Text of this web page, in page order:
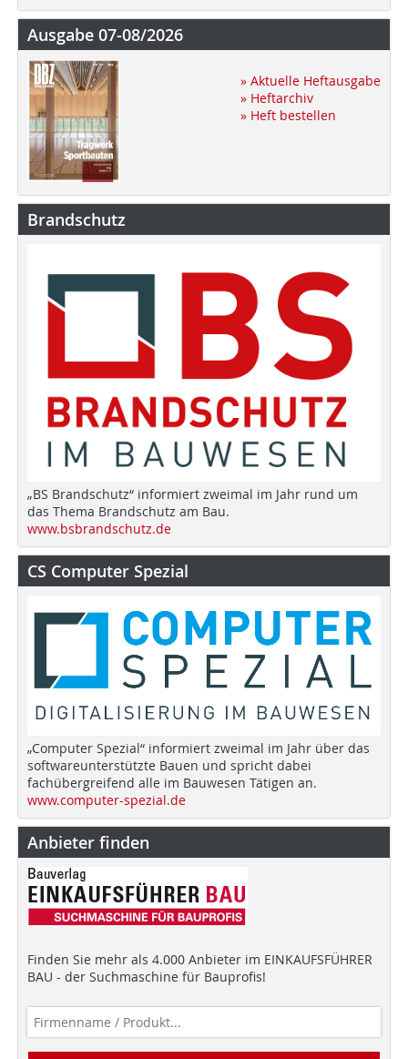
Ausgabe 07-08/2026
» Aktuelle Heftausgabe
» Heftarchiv
» Heft bestellen
Brandschutz
„BS Brandschutz“ informiert zweimal im Jahr rund um
das Thema Brandschutz am Bau.
www.bsbrandschutz.de
CS Computer Spezial
„Computer Spezial“ informiert zweimal im Jahr über das
softwareunterstützte Bauen und spricht dabei
fachübergreifend alle im Bauwesen Tätigen an.
www.computer-spezial.de
Anbieter finden
Finden Sie mehr als 4.000 Anbieter im EINKAUFSFÜHRER
BAU - der Suchmaschine für Bauprofis!